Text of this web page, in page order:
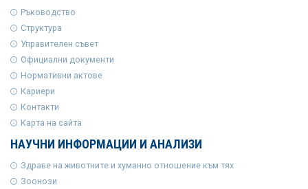
Ръководство
Структура
Управителен съвет
Официални документи
Нормативни актове
Кариери
Контакти
Карта на сайта
НАУЧНИ ИНФОРМАЦИИ И АНАЛИЗИ
Здраве на животните и хуманно отношение към тях
Зоонози